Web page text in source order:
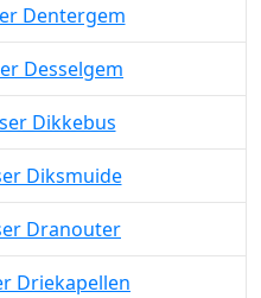
Dentergem
Desselgem
Dikkebus
Diksmuide
Dranouter
Driekapellen